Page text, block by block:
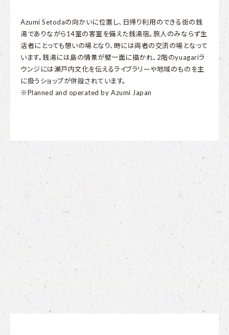
Azumi Setodaの向かいに位置し、日帰り利用のできる街の銭
湯でありながら14室の客室を備えた銭湯宿。旅人のみならず生
活者にとっても憩いの場となり、時には両者の交流の場となって
います。銭湯には島の情景が壁一面に描かれ、2階のyuagariラ
ウンジには瀬戸内文化を伝えるライブラリーや地域のものを主
に扱うショップが併設されています。
※Planned and operated by Azumi Japan